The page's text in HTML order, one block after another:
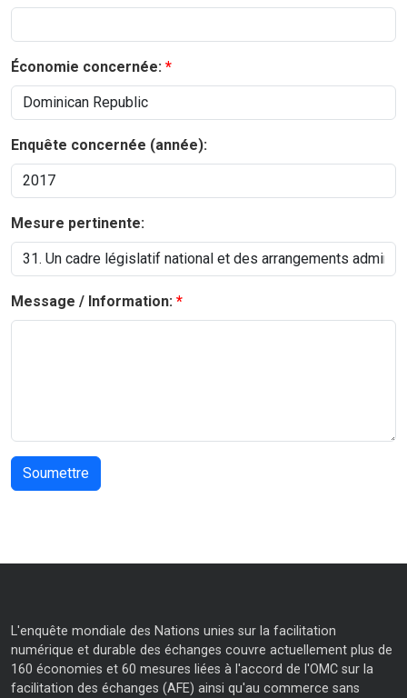
Économie concernée:
Enquête concernée (année):
Mesure pertinente:
Message / Information:
L'enquête mondiale des Nations unies sur la facilitation
numérique et durable des échanges couvre actuellement plus de
160 économies et 60 mesures liées à l'accord de l'OMC sur la
facilitation des échanges (AFE) ainsi qu'au commerce sans